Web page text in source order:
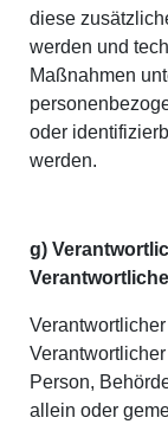
diese
werden und
Maßnahmen
oder
werden.
g)
Person,
allein oder